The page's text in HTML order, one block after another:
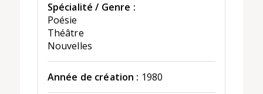
Spécialité / Genre :
Poésie
Théâtre
Nouvelles
Année de création : 1980